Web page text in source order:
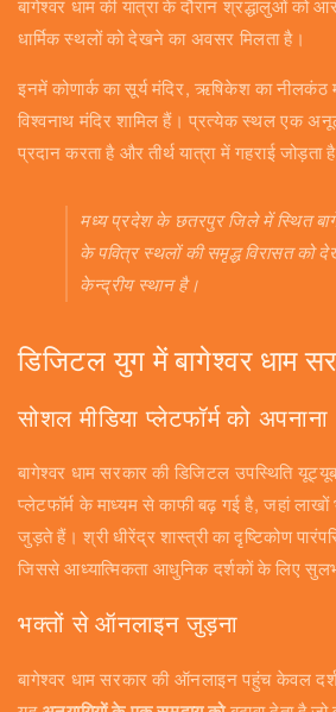
बागेश्वर धाम की यात्रा के दौरान श्रद्धालुओं को
धार्मिक स्थलों को देखने का अवसर मिलता है।
इनमें कोणार्क का सूर्य मंदिर, ऋषिकेश का नीलकंठ
विश्वनाथ मंदिर शामिल हैं। प्रत्येक स्थल एक
प्रदान करता है और तीर्थ यात्रा में गहराई जोड़ता
मध्य प्रदेश के छतरपुर जिले में स्थित
के पवित्र स्थलों की समृद्ध विरासत को
केन्द्रीय स्थान है।
डिजिटल युग में बागेश्वर धाम
सोशल मीडिया प्लेटफॉर्म को अपनाना
बागेश्वर धाम सरकार की डिजिटल उपस्थिति
प्लेटफॉर्म के माध्यम से काफी बढ़ गई है, जहां
जुड़ते हैं। श्री धीरेंद्र शास्त्री का दृष्टिकोण
जिससे आध्यात्मिकता आधुनिक दर्शकों के लिए सुलभ
भक्तों से ऑनलाइन जुड़ना
बागेश्वर धाम सरकार की ऑनलाइन पहुंच केवल